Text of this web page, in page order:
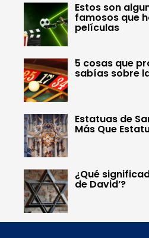
Estos son
famosos que
películas
5 cosas que
sabías sobre
Estatuas de
Más Que
¿Qué
de David’?